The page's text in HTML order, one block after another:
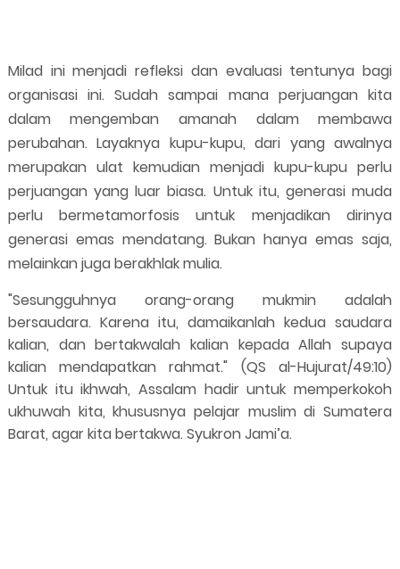
Milad ini menjadi refleksi dan evaluasi tentunya bagi
organisasi ini. Sudah sampai mana perjuangan kita
dalam mengemban amanah dalam membawa
perubahan. Layaknya kupu-kupu, dari yang awalnya
merupakan ulat kemudian menjadi kupu-kupu perlu
perjuangan yang luar biasa. Untuk itu, generasi muda
perlu bermetamorfosis untuk menjadikan dirinya
generasi emas mendatang. Bukan hanya emas saja,
melainkan juga berakhlak mulia.
"Sesungguhnya orang-orang mukmin adalah
bersaudara. Karena itu, damaikanlah kedua saudara
kalian, dan bertakwalah kalian kepada Allah supaya
kalian mendapatkan rahmat." (QS al-Hujurat/49:10)
Untuk itu ikhwah, Assalam hadir untuk memperkokoh
ukhuwah kita, khususnya pelajar muslim di Sumatera
Barat, agar kita bertakwa. Syukron Jami’a.